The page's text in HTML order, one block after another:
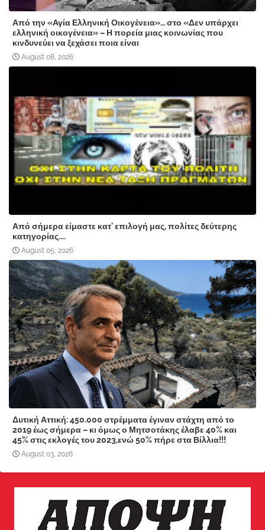
Από την «Αγία Ελληνική Οικογένεια»… στο «Δεν υπάρχει
ελληνική οικογένεια» – Η πορεία μιας κοινωνίας που
κινδυνεύει να ξεχάσει ποια είναι
August 08, 2026
Από σήμερα είμαστε κατ' επιλογή μας, πολίτες δεύτερης
κατηγορίας....
August 05, 2026
Δυτική Αττική: 450.000 στρέμματα έγιναν στάχτη από το
2019 έως σήμερα – κι όμως ο Μητσοτάκης έλαβε 40% και
45% στις εκλογές του 2023,ενώ 50% πήρε στα Βίλλια!!!
August 03, 2026